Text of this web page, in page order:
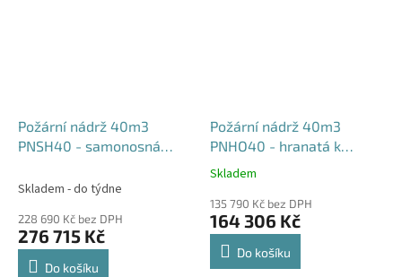
Požární nádrž 40m3
PNSH40 - samonosná
Skladem - do týdne
228 690 Kč bez DPH
276 715 Kč
Do košíku
Požární nádrž 40m3
PNHO40 - hranatá k
obetonování
Průměrné
produktu
je
5,0
Skladem
135 790 Kč bez DPH
164 306 Kč
Do košíku